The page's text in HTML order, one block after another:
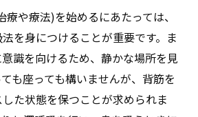
(天啓気功治療や療法)を習慣化
チンに気功治療(天啓気功治療や
込む方法
や療法)を始めるにあたっては、
を身につけることが重要です。ま
識を向けるため、静かな場所を見
も座っても構いませんが、背筋を
た状態を保つことが求められま